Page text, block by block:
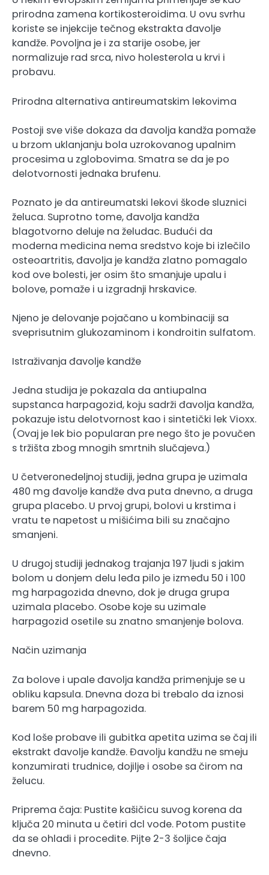
prirodna zamena kortikosteroidima. U ovu svrhu
koriste se injekcije tečnog ekstrakta đavolje
kandže. Povoljna je i za starije osobe, jer
normalizuje rad srca, nivo holesterola u krvi i
probavu.
Prirodna alternativa antireumatskim lekovima
Postoji sve više dokaza da đavolja kandža pomaže
u brzom uklanjanju bola uzrokovanog upalnim
procesima u zglobovima. Smatra se da je po
delotvornosti jednaka brufenu.
Poznato je da antireumatski lekovi škode sluznici
želuca. Suprotno tome, đavolja kandža
blagotvorno deluje na želudac. Budući da
moderna medicina nema sredstvo koje bi izlečilo
osteoartritis, đavolja je kandža zlatno pomagalo
kod ove bolesti, jer osim što smanjuje upalu i
bolove, pomaže i u izgradnji hrskavice.
Njeno je delovanje pojačano u kombinaciji sa
sveprisutnim glukozaminom i kondroitin sulfatom.
Istraživanja đavolje kandže
Jedna studija je pokazala da antiupalna
supstanca harpagozid, koju sadrži đavolja kandža,
pokazuje istu delotvornost kao i sintetički lek Vioxx.
(Ovaj je lek bio popularan pre nego što je povučen
s tržišta zbog mnogih smrtnih slučajeva.)
U četveronedeljnoj studiji, jedna grupa je uzimala
480 mg đavolje kandže dva puta dnevno, a druga
grupa placebo. U prvoj grupi, bolovi u krstima i
vratu te napetost u mišićima bili su značajno
smanjeni.
U drugoj studiji jednakog trajanja 197 ljudi s jakim
bolom u donjem delu leđa pilo je između 50 i 100
mg harpagozida dnevno, dok je druga grupa
uzimala placebo. Osobe koje su uzimale
harpagozid osetile su znatno smanjenje bolova.
Način uzimanja
Za bolove i upale đavolja kandža primenjuje se u
obliku kapsula. Dnevna doza bi trebalo da iznosi
barem 50 mg harpagozida.
Kod loše probave ili gubitka apetita uzima se čaj ili
ekstrakt đavolje kandže. Đavolju kandžu ne smeju
konzumirati trudnice, dojilje i osobe sa čirom na
želucu.
Priprema čaja: Pustite kašičicu suvog korena da
ključa 20 minuta u četiri dcl vode. Potom pustite
da se ohladi i procedite. Pijte 2-3 šoljice čaja
dnevno.